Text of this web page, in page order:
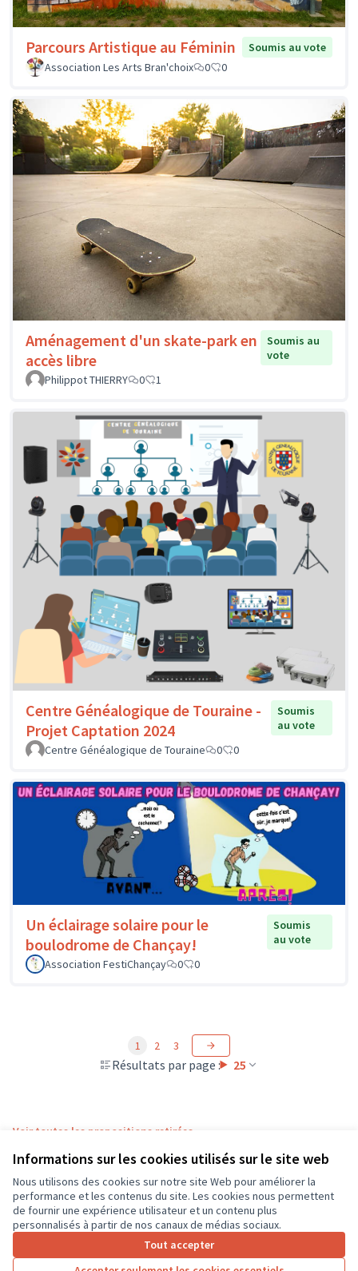
Informations sur les cookies utilisés sur le site web
Nous utilisons des cookies sur notre site Web pour améliorer la
performance et les contenus du site. Les cookies nous permettent
de fournir une expérience utilisateur et un contenu plus
personnalisés à partir de nos canaux de médias sociaux.
Tout accepter
Parcours Artistique au Féminin
Soumis au vote
Association Les Arts Bran'choix
0 0
Aménagement d'un skate-park en
accès libre
Soumis au
vote
Philippot THIERRY
0 1
Centre Généalogique de Touraine -
Projet Captation 2024
Soumis
au vote
Centre Généalogique de Touraine
0 0
Un éclairage solaire pour le
boulodrome de Chançay!
Soumis
au vote
Association FestiChançay
0 0
Résultats par page : 25
1 2 3
Voir toutes les propositions retirées
Conditions d'utilisation
Paramètres des cookies
CD37 sur X
(Lien externe)
CD37 sur Facebook
CD37 sur Instagram
CD37 sur YouTube
(Lien externe)